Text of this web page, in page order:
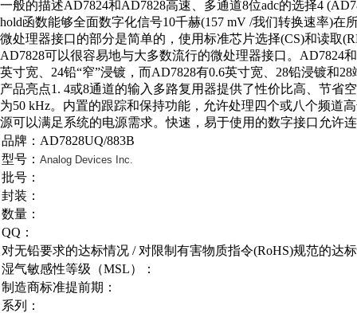
一般的描述AD7824和AD7828高速、多通道8位adc的选择4
hold函数能够全面数字化信号10千赫(157 mV /我们转换速率)
微处理器接口的部分是简单的，使用标准芯片选择(CS)和读取
AD7828可以很容易地与大多数流行的微处理器接口。AD7824
英寸宽、24铅“窄”浸镀，而AD7828有0.6英寸宽、28铅浸镀和
产品亮点1. 4或8通道的输入多路复用器提供了性价比高、节省
为50 kHz。内置的跟踪和保持功能，允许处理四个或八个频道
源可以满足系统的电源需求。快速，易于使用的数字接口允许
品牌：AD7828UQ/883B
型号： Analog Devices Inc.
批号：
封装：
数量：
QQ：
对无铅要求的达标情况 / 对限制有害物质指令(RoHS)规范的达
湿气敏感性等级（MSL）：
制造商标准提前期：
系列：